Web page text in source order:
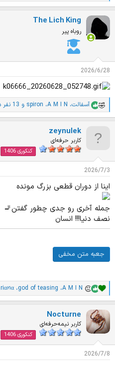
م
ت
ی
ز
:
The Lich King
روباه پیر
2026/6/28
م
ت
:
آسفالت، A M I N، spiron و 13 نفر دیگر
zeynulek
کاربر حرفه‌ای
کنکوری 1406
2026/7/3
اینا از دوران قطعی بزرگ مونده
جمله آخری رو جدی چطور گفتن🚬
نصف دنیا!!! انسان
جعبه متن مخفی
ا
م
ی
ا
ز
ت
:
A M I N، god of teasing، riαꪀα
Nocturne
کاربر نیمه‌حرفه‌ای
کنکوری 1406
2026/7/8